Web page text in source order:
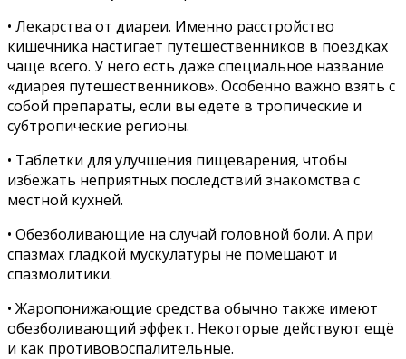
• Лекарства от диареи. Именно расстройство
кишечника настигает путешественников в поездках
чаще всего. У него есть даже специальное название
«диарея путешественников». Особенно важно взять с
собой препараты, если вы едете в тропические и
субтропические регионы.
• Таблетки для улучшения пищеварения, чтобы
избежать неприятных последствий знакомства с
местной кухней.
• Обезболивающие на случай головной боли. А при
спазмах гладкой мускулатуры не помешают и
спазмолитики.
• Жаропонижающие средства обычно также имеют
обезболивающий эффект. Некоторые действуют ещё
и как противовоспалительные.